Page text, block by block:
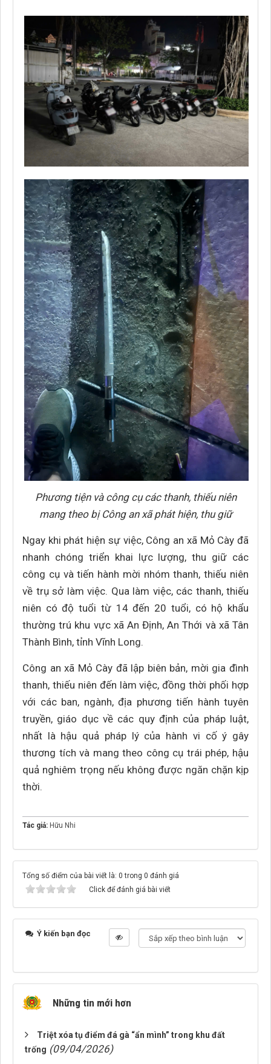
Phương tiện và công cụ các thanh, thiếu niên
mang theo bị Công an xã phát hiện, thu giữ
Ngay khi phát hiện sự việc, Công an xã Mỏ Cày đã
nhanh chóng triển khai lực lượng, thu giữ các
công cụ và tiến hành mời nhóm thanh, thiếu niên
về trụ sở làm việc. Qua làm việc, các thanh, thiếu
niên có độ tuổi từ 14 đến 20 tuổi, có hộ khẩu
thường trú khu vực xã An Định, An Thới và xã Tân
Thành Bình, tỉnh Vĩnh Long.
Công an xã Mỏ Cày đã lập biên bản, mời gia đình
thanh, thiếu niên đến làm việc, đồng thời phối hợp
với các ban, ngành, địa phương tiến hành tuyên
truyền, giáo dục về các quy định của pháp luật,
nhất là hậu quả pháp lý của hành vi cố ý gây
thương tích và mang theo công cụ trái phép, hậu
quả nghiêm trọng nếu không được ngăn chặn kịp
thời.
Tác giả: Hữu Nhi
Tổng số điểm của bài viết là: 0 trong 0 đánh giá
Click để đánh giá bài viết
Ý kiến bạn đọc
Những tin mới hơn
Triệt xóa tụ điểm đá gà “ẩn mình” trong khu đất
trống (09/04/2026)